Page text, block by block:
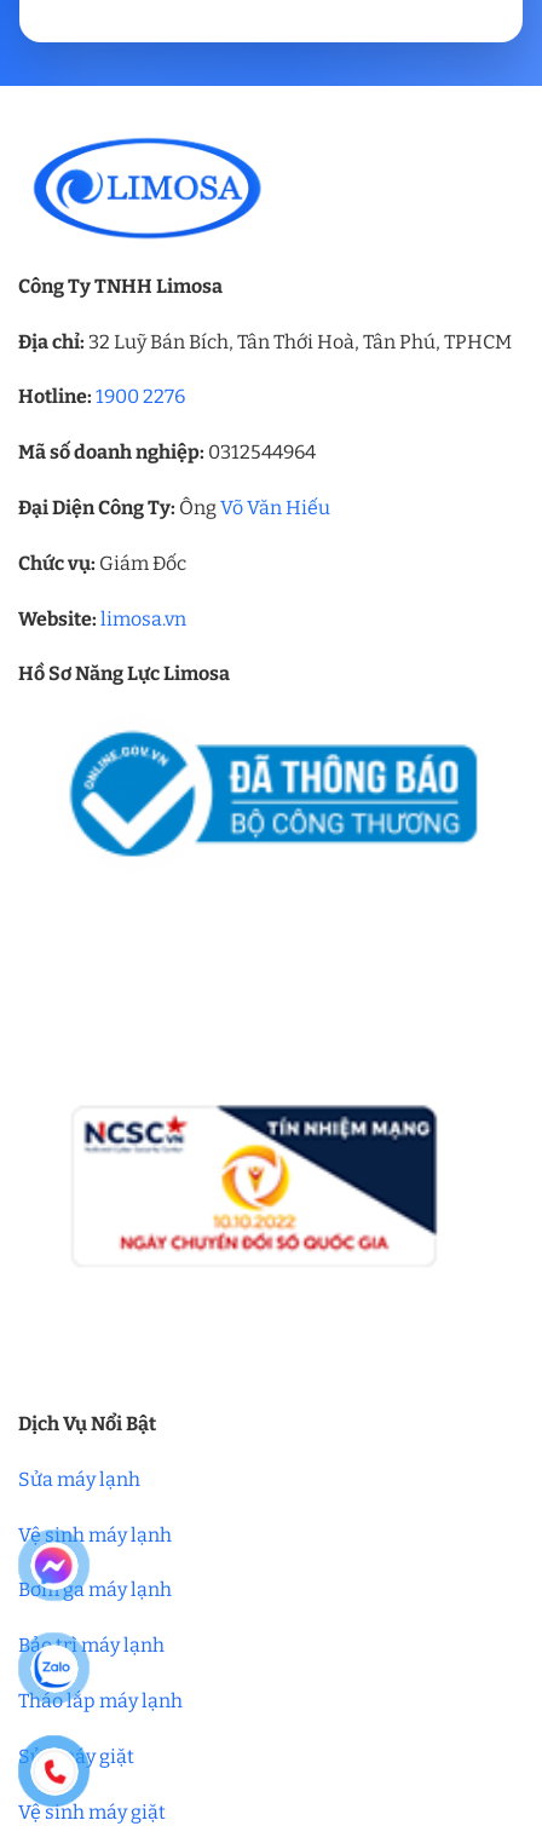
Công Ty TNHH Limosa
Địa chỉ: 32 Luỹ Bán Bích, Tân Thới Hoà, Tân Phú, TPHCM
Hotline: 1900 2276
Mã số doanh nghiệp: 0312544964
Đại Diện Công Ty: ÔngVõ Văn Hiếu
Chức vụ: Giám Đốc
Website: limosa.vn
Hồ Sơ Năng Lực Limosa
Dịch Vụ Nổi Bật
Sửa máy lạnh
Vệ sinh máy lạnh
Bơm ga máy lạnh
Bảo trì máy lạnh
Tháo lắp máy lạnh
Sửa máy giặt
Vệ sinh máy giặt